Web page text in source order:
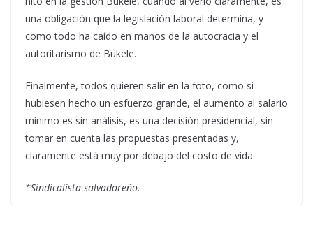
una obligación que la legislación laboral determina, y
como todo ha caído en manos de la autocracia y el
autoritarismo de Bukele.
Finalmente, todos quieren salir en la foto, como si
hubiesen hecho un esfuerzo grande, el aumento al salario
mínimo es sin análisis, es una decisión presidencial, sin
tomar en cuenta las propuestas presentadas y,
claramente está muy por debajo del costo de vida.
*Sindicalista salvadoreño.